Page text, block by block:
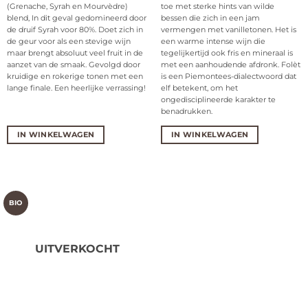
(Grenache, Syrah en Mourvèdre)
blend, In dit geval gedomineerd door
de druif Syrah voor 80%. Doet zich in
de geur voor als een stevige wijn
maar brengt absoluut veel fruit in de
aanzet van de smaak. Gevolgd door
kruidige en rokerige tonen met een
lange finale. Een heerlijke verrassing!
IN WINKELWAGEN
toe met sterke hints van wilde
bessen die zich in een jam
vermengen met vanilletonen. Het is
een warme intense wijn die
tegelijkertijd ook fris en mineraal is
met een aanhoudende afdronk. Folèt
is een Piemontees-dialectwoord dat
elf betekent, om het
ongedisciplineerde karakter te
benadrukken.
IN WINKELWAGEN
BIO
UITVERKOCHT